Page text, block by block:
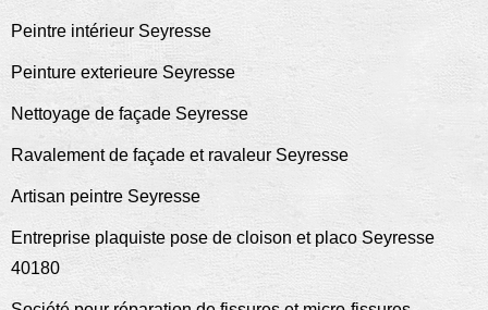
Peintre intérieur Seyresse
Peinture exterieure Seyresse
Nettoyage de façade Seyresse
Ravalement de façade et ravaleur Seyresse
Artisan peintre Seyresse
Entreprise plaquiste pose de cloison et placo Seyresse
40180